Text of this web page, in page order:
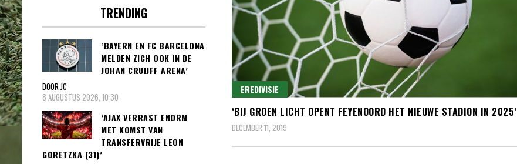
EREDIVISIE
‘BIJ GROEN LICHT OPENT FEYENOORD HET NIEUWE STADION IN 2025’
DECEMBER 11, 2019
TRENDING
‘BAYERN EN FC BARCELONA
MELDEN ZICH OOK IN DE
JOHAN CRUIJFF ARENA’
DOOR JC
8 AUGUSTUS 2026, 10:30
‘AJAX VERRAST ENORM
MET KOMST VAN
TRANSFERVRIJE LEON
GORETZKA (31)’